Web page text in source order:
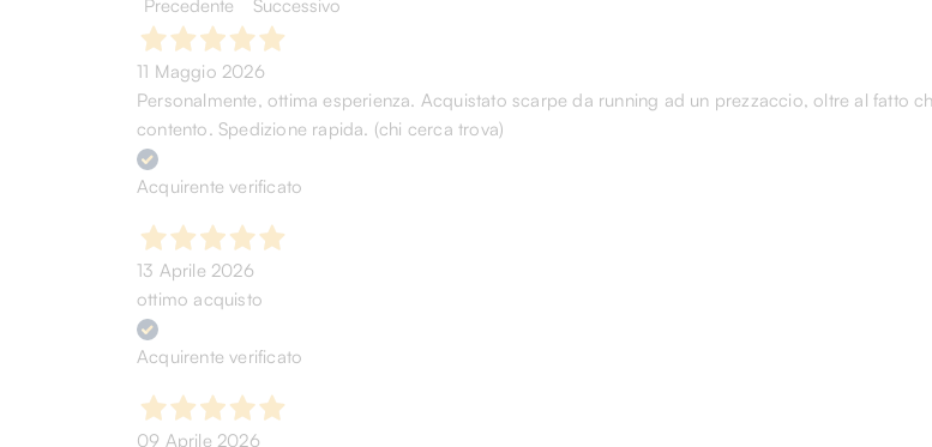
Precedente
Successivo
11 Maggio 2026
Personalmente, ottima esperienza. Acquistato scarpe da running ad un prezzaccio, oltre al fatto
contento. Spedizione rapida. (chi cerca trova)
Acquirente verificato
13 Aprile 2026
ottimo acquisto
Acquirente verificato
09 Aprile 2026